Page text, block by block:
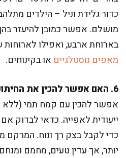
כדור גלידת וניל – הילדים
מושלם. אפשר כמובן להיעזר
בארוחת ארבע, ואפילו
מאפים נוסטלגיים או בקינוחים.
6. האם אפשר להכין את החיתוכיות ללא גלוטן?
אפשר להכין עם קמח תמי (ללא
ייעודית לאפייה. כדאי לבדוק
כדי לקבל בצק רך ונוח. המרקם
יותר, אך עדין טעים, מחמם